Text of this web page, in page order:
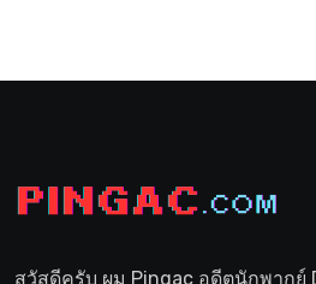
สวัสดีครับ ผม Pingac อดีตนักพากย์